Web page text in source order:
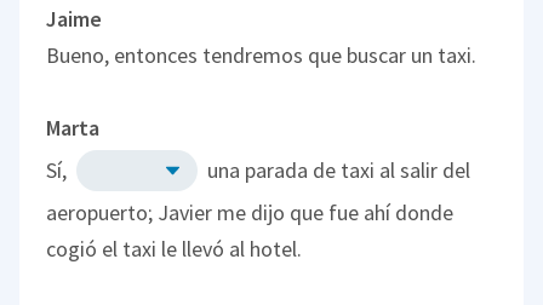
Jaime
Bueno, entonces tendremos que buscar un taxi.
Marta
Sí,
una parada de taxi al salir del
aeropuerto; Javier me dijo que fue ahí donde
cogió el taxi le llevó al hotel.